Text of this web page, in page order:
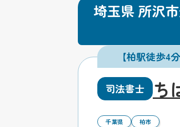
埼玉県 所沢
【柏駅徒歩4
司法書士 ち
千葉県 柏市